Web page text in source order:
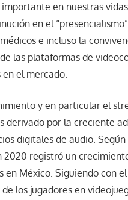
en nuestras
en el
e incluso la
las plataformas de
el mercado.
y en particular el
derivado por la creciente
digitales de audio.
2020 registró un
en México. Siguiendo con
los jugadores en